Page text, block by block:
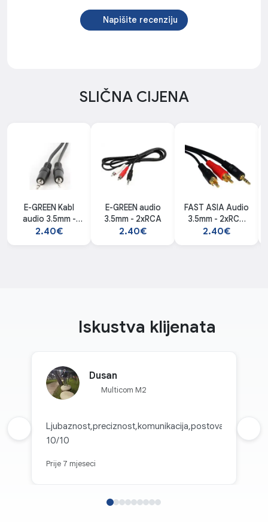
Napišite recenziju
SLIČNA CIJENA
E-GREEN Kabl
audio 3.5mm -
3.5mm M M
2.40€
E-GREEN audio
3.5mm - 2xRCA
2.40€
FAST ASIA Audio
3.5mm - 2xRCA
5m
2.40€
Iskustva klijenata
Dusan
Multicom M2
Ljubaznost,preciznost,komunikacija,postovanje
10/10
Prije 7 mjeseci
Prethodna recenzija